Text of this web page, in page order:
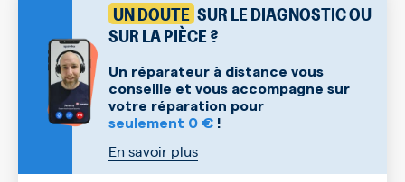
UN DOUTE SUR LE DIAGNOSTIC OU
SUR LA PIÈCE ?
Un réparateur à distance vous
conseille et vous accompagne sur
votre réparation pour
seulement 0 € !
En savoir plus